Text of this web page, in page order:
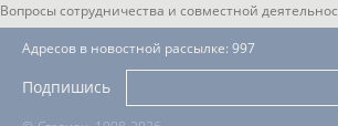
Вопросы сотрудничества и совместной
Адресов в новостной рассылке: 997
Подпишись